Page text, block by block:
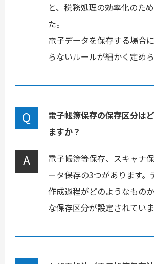
と、税務処理の効率化のた
た。
電子データを保存する場合
らないルールが細かく定めら
電子帳簿保存の保存区分は
ますか？
電子帳簿等保存、スキャナ
ータ保存の3つがあります。
作成過程がどのようなもの
な保存区分が設定されていま